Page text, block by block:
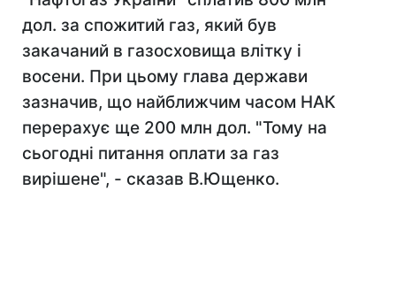
дол. за спожитий газ, який був
закачаний в газосховища влітку і
восени. При цьому глава держави
зазначив, що найближчим часом НАК
перерахує ще 200 млн дол. "Тому на
сьогодні питання оплати за газ
вирішене", - сказав В.Ющенко.